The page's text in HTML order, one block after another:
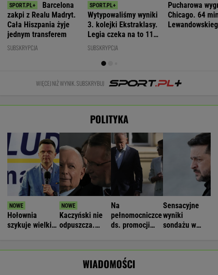
Barcelona
zakpi z Realu Madryt.
Cała Hiszpania żyje
jednym transferem
SUBSKRYPCJA
Wytypowaliśmy wyniki
3. kolejki Ekstraklasy.
Legia czeka na to 11
lat
SUBSKRYPCJA
Pucharowa
Chicago. 64
WIĘCEJ NIŻ WYNIK. SUBSKRYBUJ
POLITYKA
Hołownia
szykuje wielki
Kaczyński nie
odpuszcza.
Na
pełnomocniczce
ds. promocji
Sensacyjne
wyniki
sondażu w
WIADOMOŚCI